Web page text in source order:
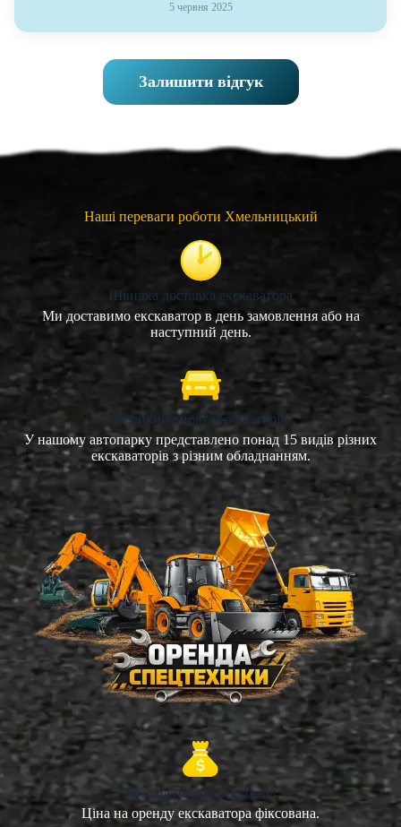
5 червня 2025
Залишити відгук
Наші переваги роботи Хмельницький
Швидка доставка екскаватора
Ми доставимо екскаватор в день замовлення або на
наступний день.
Великий вибір екскаваторів
У нашому автопарку представлено понад 15 видів різних
екскаваторів з різним обладнанням.
Без додаткових платежів
Ціна на оренду екскаватора фіксована.